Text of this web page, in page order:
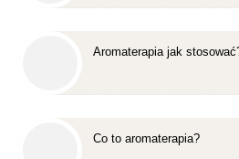
Aromaterapia jak
Co to aromaterapia?